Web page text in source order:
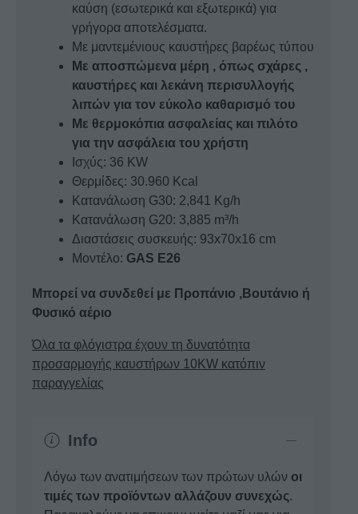
καύση (εσωτερικά και εξωτερικά) για
γρήγορα αποτελέσματα.
Με μαντεμένιους καυστήρες βαρέως τύπου
Με αποσπώμενα μέρη , όπως σχάρες ,
καυστήρες και λεκάνη περισυλλογής
λιπών για τον εύκολο καθαρισμό του
Με θερμοκόπια ασφαλείας και πιλότο
για την ασφάλεια του χρήστη
Ισχύς: 36 KW
Θερμίδες: 30.960 Kcal
Κατανάλωση G30: 2,841 Kg/h
Κατανάλωση G20: 3,885 m³/h
Διαστάσεις συσκευής: 93x70x16 cm
Μοντέλο: GAS E26
Μπορεί να συνδεθεί με Προπάνιο ,Βουτάνιο ή
Φυσικό αέριο
Όλα τα φλόγιστρα έχουν τη δυνατότητα
προσαρμογής καυστήρων 10KW κατόπιν
παραγγελίας
Info
Λόγω των ανατιμήσεων των πρώτων υλών οι
τιμές των προϊόντων αλλάζουν συνεχώς.